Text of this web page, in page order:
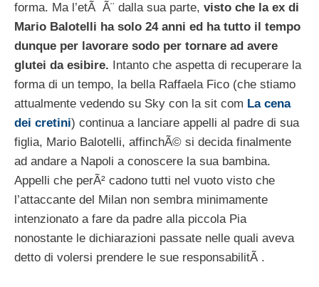
forma. Ma l’etÃ Ã¨ dalla sua parte, visto che la ex di
Mario Balotelli ha solo 24 anni ed ha tutto il tempo
dunque per lavorare sodo per tornare ad avere
glutei da esibire. Intanto che aspetta di recuperare la
forma di un tempo, la bella Raffaela Fico (che stiamo
attualmente vedendo su Sky con la sit com La cena
dei cretini) continua a lanciare appelli al padre di sua
figlia, Mario Balotelli, affinchÃ© si decida finalmente
ad andare a Napoli a conoscere la sua bambina.
Appelli che perÃ² cadono tutti nel vuoto visto che
l’attaccante del Milan non sembra minimamente
intenzionato a fare da padre alla piccola Pia
nonostante le dichiarazioni passate nelle quali aveva
detto di volersi prendere le sue responsabilitÃ .